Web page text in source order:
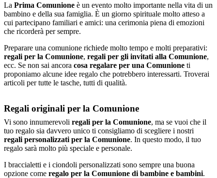
La Prima Comunione è un evento molto importante nella vita di un
bambino e della sua famiglia. È un giorno spirituale molto atteso a
cui partecipano familiari e amici: una cerimonia piena di emozioni
che ricorderà per sempre.
Preparare una comunione richiede molto tempo e molti preparativi:
regali per la Comunione, regali per gli invitati alla Comunione,
ecc. Se non sai ancora cosa regalare per una Comunione ti
proponiamo alcune idee regalo che potrebbero interessarti. Troverai
articoli per tutte le tasche, tutti di qualità.
Regali originali per la Comunione
Vi sono innumerevoli regali per la Comunione, ma se vuoi che il
tuo regalo sia davvero unico ti consigliamo di scegliere i nostri
regali personalizzati per la Comunione. In questo modo, il tuo
regalo sarà molto più speciale e personale.
I braccialetti e i ciondoli personalizzati sono sempre una buona
opzione come regalo per la Comunione di bambine e bambini.